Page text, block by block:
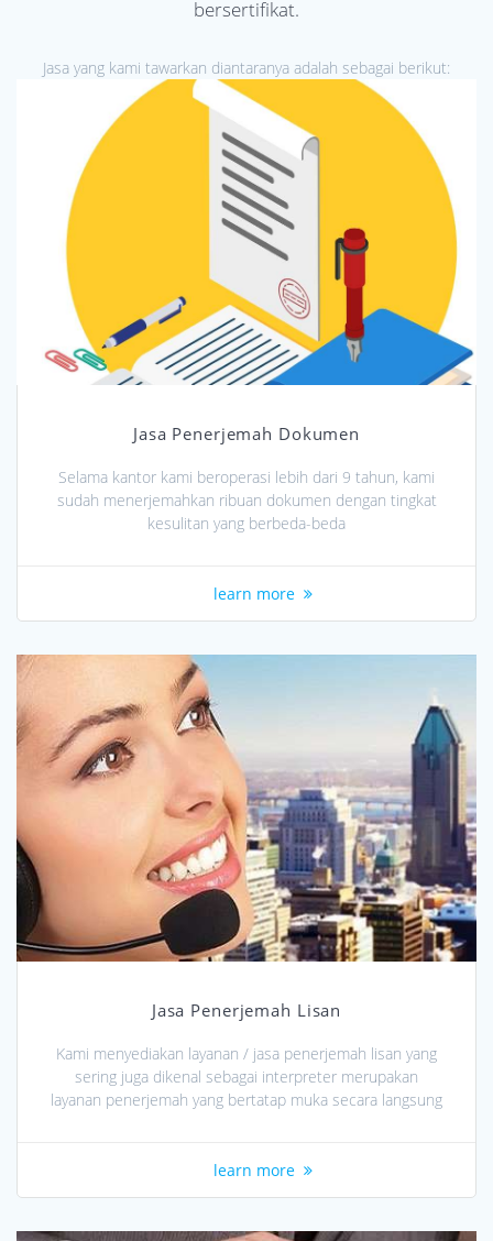
bersertifikat.
Jasa yang kami tawarkan diantaranya adalah sebagai berikut:
Jasa Penerjemah Dokumen
Selama kantor kami beroperasi lebih dari 9 tahun, kami
sudah menerjemahkan ribuan dokumen dengan tingkat
kesulitan yang berbeda-beda
learn more
Jasa Penerjemah Lisan
Kami menyediakan layanan / jasa penerjemah lisan yang
sering juga dikenal sebagai interpreter merupakan
layanan penerjemah yang bertatap muka secara langsung
learn more